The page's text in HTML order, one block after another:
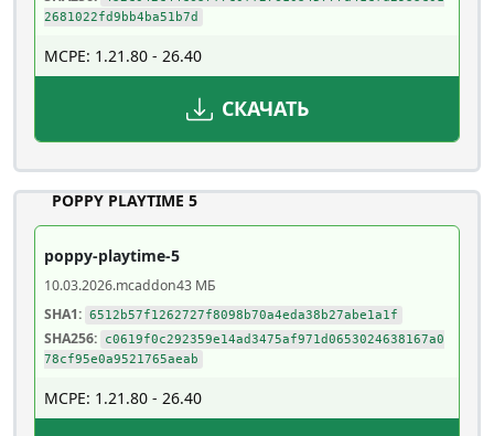
2681022fd9bb4ba51b7d
MCPE: 1.21.80 - 26.40
СКАЧАТЬ
POPPY PLAYTIME 5
poppy-playtime-5
10.03.2026.mcaddon43 МБ
SHA1: 6512b57f1262727f8098b70a4eda38b27abe1a1f
SHA256:
c0619f0c292359e14ad3475af971d0653024638167a0
78cf95e0a9521765aeab
MCPE: 1.21.80 - 26.40